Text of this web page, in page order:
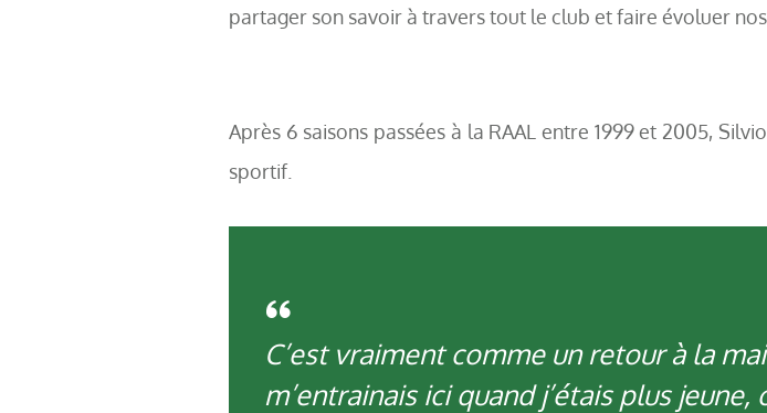
partager son savoir à travers tout le club et faire évoluer
Après 6 saisons passées à la RAAL entre 1999 et 2005,
sportif.
C’est vraiment comme un retour à la
m’entrainais ici quand j’étais plus